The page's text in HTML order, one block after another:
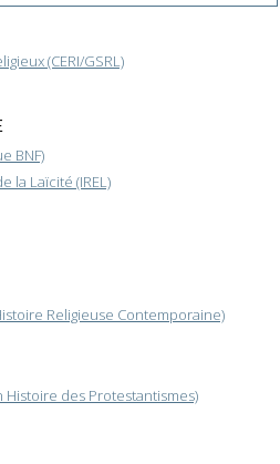
(CERI/GSRL)
BNF)
la Laïcité (IREL)
Religieuse Contemporaine)
des Protestantismes)